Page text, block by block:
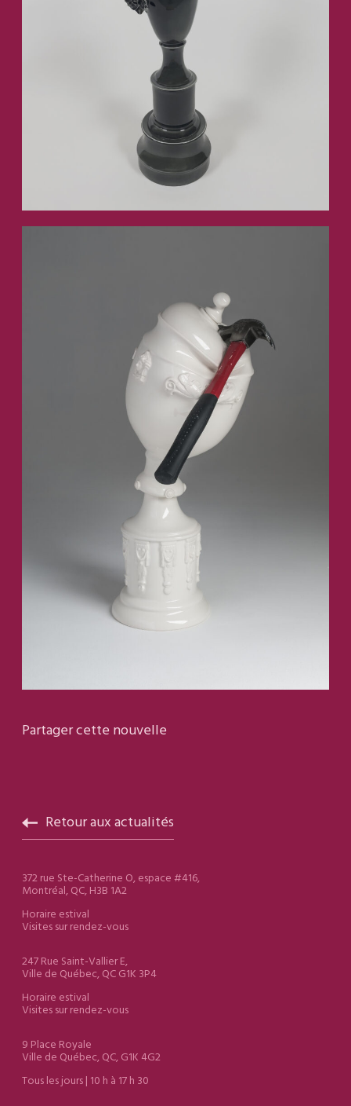
Partager cette nouvelle
Retour aux actualités
372 rue Ste-Catherine O, espace #416,
Montréal, QC, H3B 1A2
Horaire estival
Visites sur rendez-vous
247 Rue Saint-Vallier E,
Ville de Québec, QC G1K 3P4
Horaire estival
Visites sur rendez-vous
9 Place Royale
Ville de Québec, QC, G1K 4G2
Tous les jours | 10 h à 17 h 30